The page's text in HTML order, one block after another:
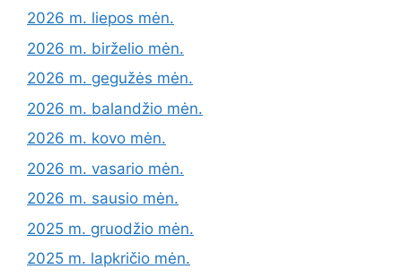
2026 m. liepos mėn.
2026 m. birželio mėn.
2026 m. gegužės mėn.
2026 m. balandžio mėn.
2026 m. kovo mėn.
2026 m. vasario mėn.
2026 m. sausio mėn.
2025 m. gruodžio mėn.
2025 m. lapkričio mėn.